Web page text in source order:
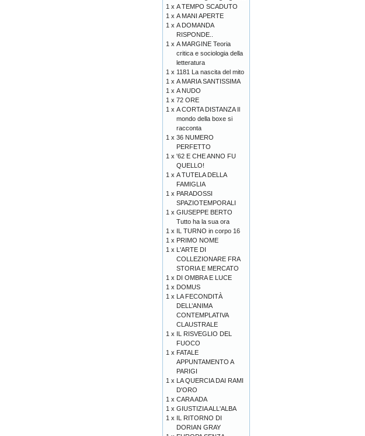
1 x A TEMPO SCADUTO
1 x A MANI APERTE
1 x A DOMANDA
RISPONDE..
1 x A MARGINE Teoria
critica e sociologia della
letteratura
1 x 1181 La nascita del mito
1 x A MARIA SANTISSIMA
1 x A NUDO
1 x 72 ORE
1 x A CORTA DISTANZA Il
mondo della boxe si
racconta
1 x 36 NUMERO
PERFETTO
1 x '62 E CHE ANNO FU
QUELLO!
1 x A TUTELA DELLA
FAMIGLIA
1 x PARADOSSI
SPAZIOTEMPORALI
1 x GIUSEPPE BERTO
Tutto ha la sua ora
1 x IL TURNO in corpo 16
1 x PRIMO NOME
1 x L'ARTE DI
COLLEZIONARE FRA
STORIA E MERCATO
1 x DI OMBRA E LUCE
1 x DOMUS
1 x LA FECONDITÀ
DELL’ANIMA
CONTEMPLATIVA
CLAUSTRALE
1 x IL RISVEGLIO DEL
FUOCO
1 x FATALE
APPUNTAMENTO A
PARIGI
1 x LA QUERCIA DAI RAMI
D'ORO
1 x CARA ADA
1 x GIUSTIZIA ALL'ALBA
1 x IL RITORNO DI
DORIAN GRAY